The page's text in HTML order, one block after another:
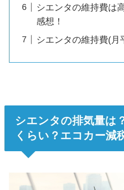
シエンタの維持費は
感想！
シエンタの維持費(月
シエンタの排気量は
くらい？エコカー減